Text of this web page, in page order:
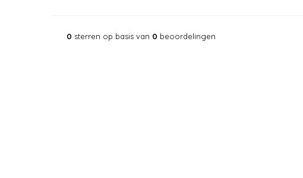
0 sterren op basis van 0 beoordelingen